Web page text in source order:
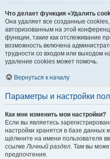
Что делает функция «Удалить
Она удаляет все созданные
авторизованным на этой
функции, такие как отслеживание
возможность включена
трудности со входом или выходом
удаление cookies может помочь.
Вернуться к началу
Параметры и настройки
Как мне изменить мои настройки?
Если вы являетесь
настройки хранятся в базе
щёлкните на имени пользователя
ссылкеЛичный раздел. Там вы
предпочтения.